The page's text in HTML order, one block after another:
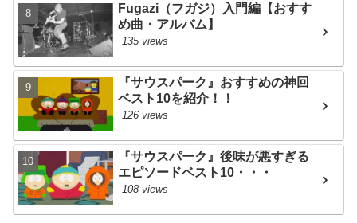
Fugazi（フガジ）入門編【おすす
め曲・アルバム】
135 views
『サウスパーク』おすすめの神回
ベスト10を紹介！！
126 views
『サウスパーク』後味が悪すぎる
エピソードベスト10・・・
108 views